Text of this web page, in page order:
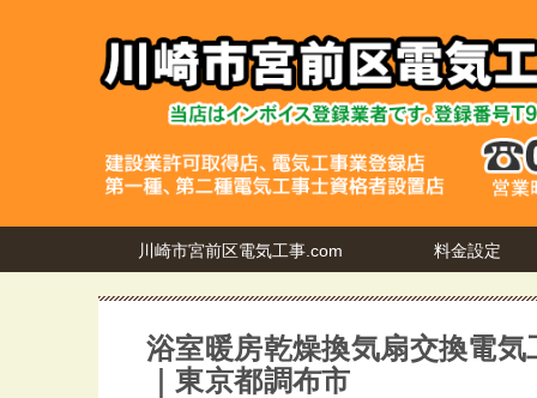
川崎市宮前区電気工事.com 料金設定
浴室暖房乾燥換気扇交換電
｜東京都調布市